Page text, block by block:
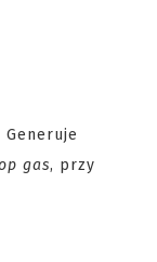
Generuje
gas, przy